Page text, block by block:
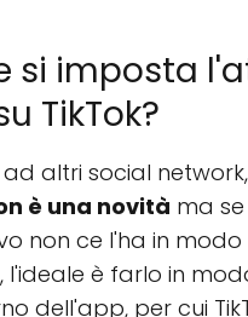
si imposta
TikTok?
altri social network,
è una novità ma
non ce l'ha in modo
l'ideale è farlo in
dell'app, per cui